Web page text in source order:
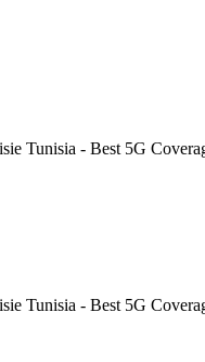
Tunisia - Best 5G
Tunisia - Best 5G